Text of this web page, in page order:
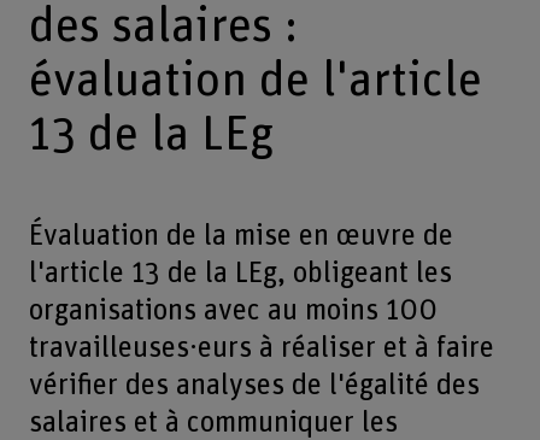
des salaires :
évaluation de l'article
13 de la LEg
Évaluation de la mise en œuvre de
l'article 13 de la LEg, obligeant les
organisations avec au moins 100
travailleuses·eurs à réaliser et à faire
vérifier des analyses de l'égalité des
salaires et à communiquer les